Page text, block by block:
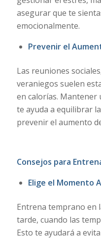
asegurar que te
emocionalmente.
Prevenir el
Las reuniones
veraniegos suelen
en calorías. Mantener
te ayuda a equilibrar
prevenir el aumento
Consejos para
Elige el Momento
Entrena temprano en
tarde, cuando las
Esto te ayudará a